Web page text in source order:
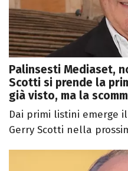
Palinsesti Mediaset,
Scotti si prende la
già visto, ma la
Dai primi listini emerge
Gerry Scotti nella